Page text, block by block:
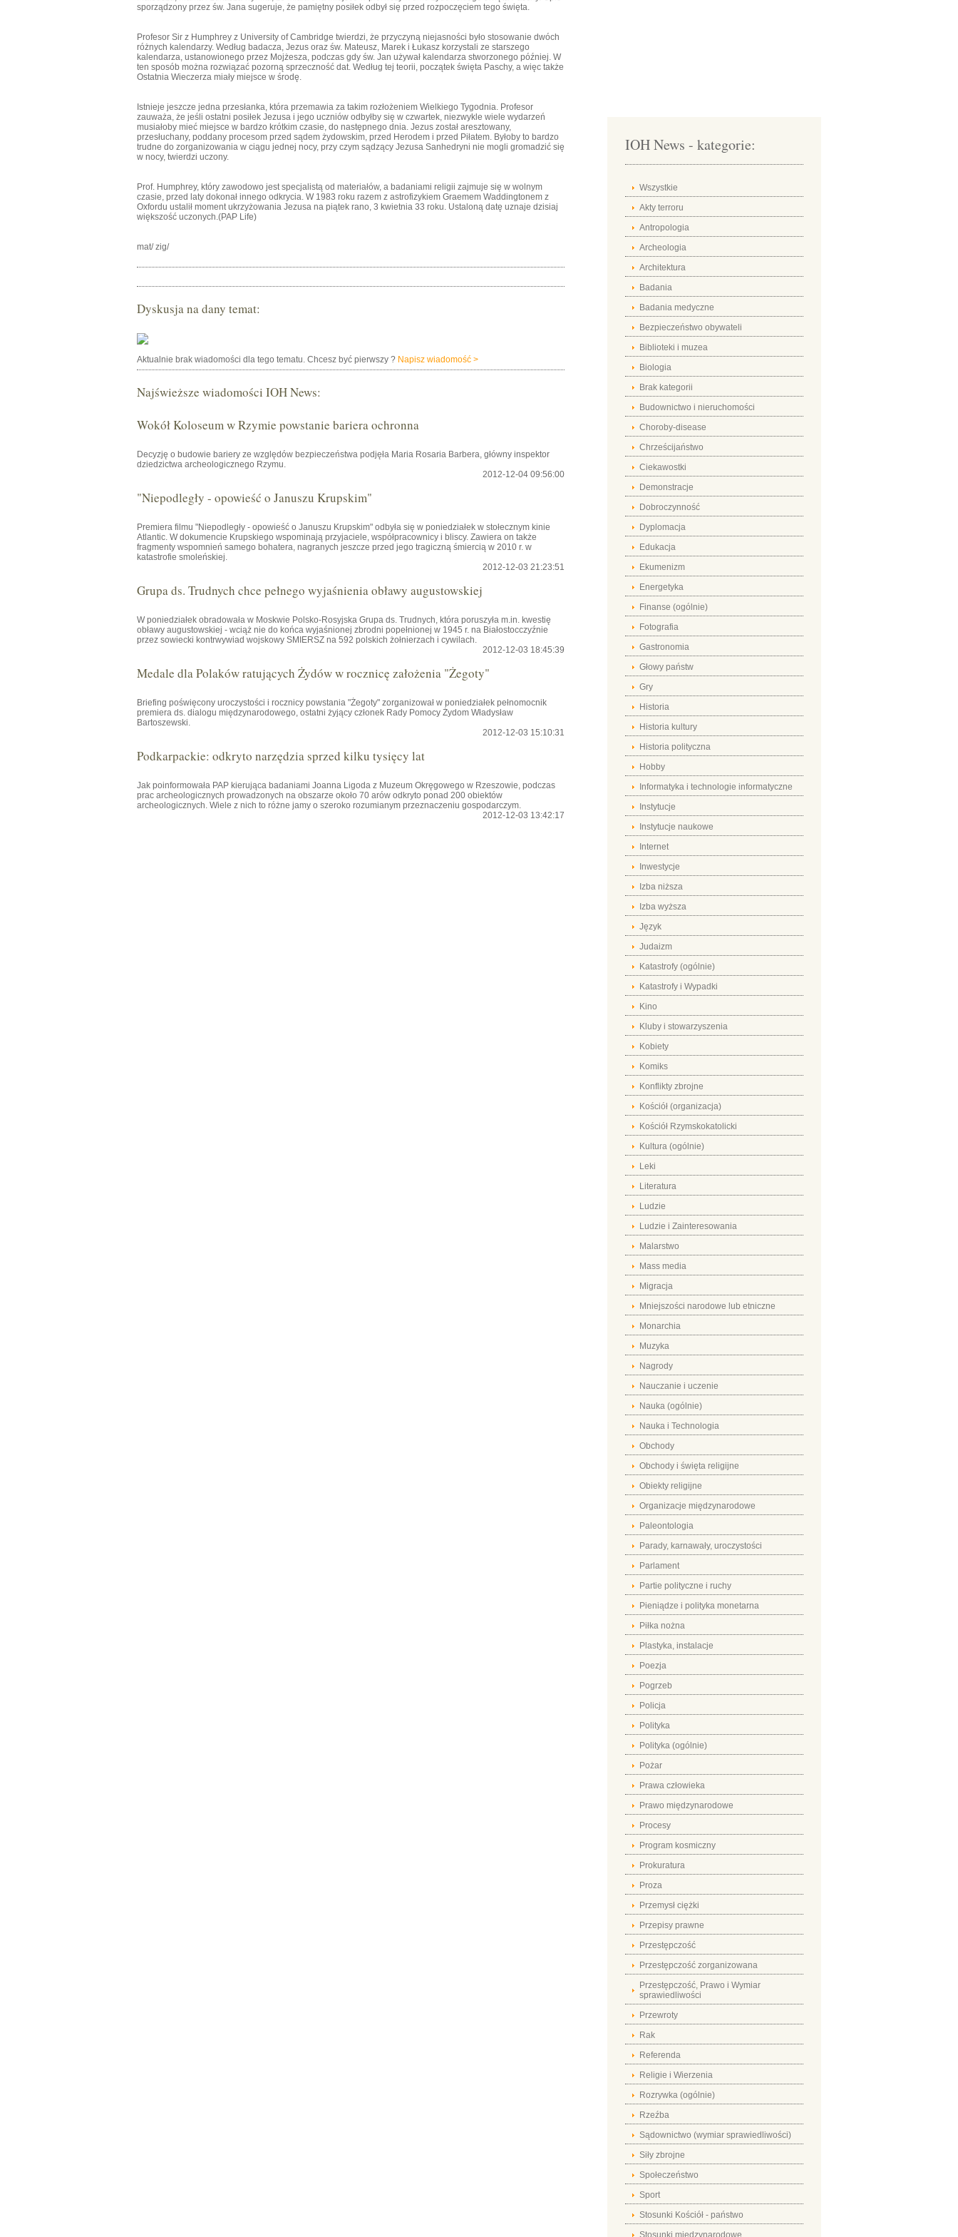
sporządzony przez św. Jana sugeruje, że pamiętny posiłek odbył się przed rozpoczęciem tego święta.
Profesor Sir z Humphrey z University of Cambridge twierdzi, że przyczyną niejasności było stosowanie dwóch
różnych kalendarzy. Według badacza, Jezus oraz św. Mateusz, Marek i Łukasz korzystali ze starszego
kalendarza, ustanowionego przez Mojżesza, podczas gdy św. Jan używał kalendarza stworzonego później. W
ten sposób można rozwiązać pozorną sprzeczność dat. Według tej teorii, początek święta Paschy, a więc także
Ostatnia Wieczerza miały miejsce w środę.
Istnieje jeszcze jedna przesłanka, która przemawia za takim rozłożeniem Wielkiego Tygodnia. Profesor
zauważa, że jeśli ostatni posiłek Jezusa i jego uczniów odbyłby się w czwartek, niezwykle wiele wydarzeń
musiałoby mieć miejsce w bardzo krótkim czasie, do następnego dnia. Jezus został aresztowany,
przesłuchany, poddany procesom przed sądem żydowskim, przed Herodem i przed Piłatem. Byłoby to bardzo
trudne do zorganizowania w ciągu jednej nocy, przy czym sądzący Jezusa Sanhedryni nie mogli gromadzić się
w nocy, twierdzi uczony.
Prof. Humphrey, który zawodowo jest specjalistą od materiałów, a badaniami religii zajmuje się w wolnym
czasie, przed laty dokonał innego odkrycia. W 1983 roku razem z astrofizykiem Graemem Waddingtonem z
Oxfordu ustalił moment ukrzyżowania Jezusa na piątek rano, 3 kwietnia 33 roku. Ustaloną datę uznaje dzisiaj
większość uczonych.(PAP Life)
mat/ zig/
Dyskusja na dany temat:
Aktualnie brak wiadomości dla tego tematu. Chcesz być pierwszy ? Napisz wiadomość >
Najświeższe wiadomości IOH News:
Wokół Koloseum w Rzymie powstanie bariera ochronna
Decyzję o budowie bariery ze względów bezpieczeństwa podjęła Maria Rosaria Barbera, główny inspektor
dziedzictwa archeologicznego Rzymu.
2012-12-04 09:56:00
"Niepodległy - opowieść o Januszu Krupskim"
Premiera filmu "Niepodległy - opowieść o Januszu Krupskim" odbyła się w poniedziałek w stołecznym kinie
Atlantic. W dokumencie Krupskiego wspominają przyjaciele, współpracownicy i bliscy. Zawiera on także
fragmenty wspomnień samego bohatera, nagranych jeszcze przed jego tragiczną śmiercią w 2010 r. w
katastrofie smoleńskiej.
2012-12-03 21:23:51
Grupa ds. Trudnych chce pełnego wyjaśnienia obławy augustowskiej
W poniedziałek obradowała w Moskwie Polsko-Rosyjska Grupa ds. Trudnych, która poruszyła m.in. kwestię
obławy augustowskiej - wciąż nie do końca wyjaśnionej zbrodni popełnionej w 1945 r. na Białostocczyźnie
przez sowiecki kontrwywiad wojskowy SMIERSZ na 592 polskich żołnierzach i cywilach.
2012-12-03 18:45:39
Medale dla Polaków ratujących Żydów w rocznicę założenia "Żegoty"
Briefing poświęcony uroczystości i rocznicy powstania "Żegoty" zorganizował w poniedziałek pełnomocnik
premiera ds. dialogu międzynarodowego, ostatni żyjący członek Rady Pomocy Żydom Władysław
Bartoszewski.
2012-12-03 15:10:31
Podkarpackie: odkryto narzędzia sprzed kilku tysięcy lat
Jak poinformowała PAP kierująca badaniami Joanna Ligoda z Muzeum Okręgowego w Rzeszowie, podczas
prac archeologicznych prowadzonych na obszarze około 70 arów odkryto ponad 200 obiektów
archeologicznych. Wiele z nich to różne jamy o szeroko rozumianym przeznaczeniu gospodarczym.
2012-12-03 13:42:17
IOH News - kategorie:
Wszystkie
Akty terroru
Antropologia
Archeologia
Architektura
Badania
Badania medyczne
Bezpieczeństwo obywateli
Biblioteki i muzea
Biologia
Brak kategorii
Budownictwo i nieruchomości
Choroby-disease
Chrześcijaństwo
Ciekawostki
Demonstracje
Dobroczynność
Dyplomacja
Edukacja
Ekumenizm
Energetyka
Finanse (ogólnie)
Fotografia
Gastronomia
Głowy państw
Gry
Historia
Historia kultury
Historia polityczna
Hobby
Informatyka i technologie informatyczne
Instytucje
Instytucje naukowe
Internet
Inwestycje
Izba niższa
Izba wyższa
Język
Judaizm
Katastrofy (ogólnie)
Katastrofy i Wypadki
Kino
Kluby i stowarzyszenia
Kobiety
Komiks
Konflikty zbrojne
Kościół (organizacja)
Kościół Rzymskokatolicki
Kultura (ogólnie)
Leki
Literatura
Ludzie
Ludzie i Zainteresowania
Malarstwo
Mass media
Migracja
Mniejszości narodowe lub etniczne
Monarchia
Muzyka
Nagrody
Nauczanie i uczenie
Nauka (ogólnie)
Nauka i Technologia
Obchody
Obchody i święta religijne
Obiekty religijne
Organizacje międzynarodowe
Paleontologia
Parady, karnawały, uroczystości
Parlament
Partie polityczne i ruchy
Pieniądze i polityka monetarna
Piłka nożna
Plastyka, instalacje
Poezja
Pogrzeb
Policja
Polityka
Polityka (ogólnie)
Pożar
Prawa człowieka
Prawo międzynarodowe
Procesy
Program kosmiczny
Prokuratura
Proza
Przemysł ciężki
Przepisy prawne
Przestępczość
Przestępczość zorganizowana
Przestępczość, Prawo i Wymiar
sprawiedliwości
Przewroty
Rak
Referenda
Religie i Wierzenia
Rozrywka (ogólnie)
Rzeźba
Sądownictwo (wymiar sprawiedliwości)
Siły zbrojne
Społeczeństwo
Sport
Stosunki Kościół - państwo
Stosunki międzynarodowe